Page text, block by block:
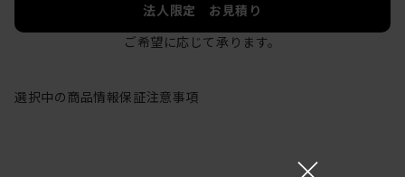
法人限定 お見積り
ご希望に応じて承ります。
選択中の商品情報保証注意事項